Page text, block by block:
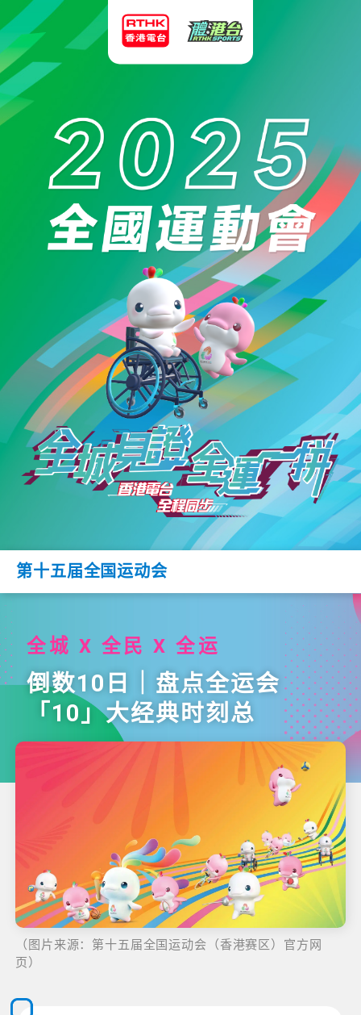
第十五届全国运动会
全城 X 全民 X 全运
倒数10日｜盘点全运会
「10」大经典时刻总
（图片来源：第十五届全国运动会（香港赛区）官方网
页）